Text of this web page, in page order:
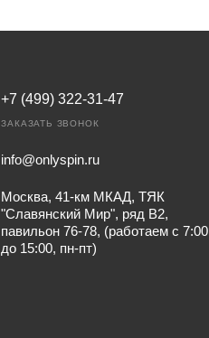
+7 (499) 322-31-47
ЗАКАЗАТЬ ЗВОНОК
info@onlyspin.ru
Москва, 41-км МКАД, ТЯК
"Славянский Мир", ряд В2,
павильон 76-78, (работаем с 7:00
до 15:00, пн-пт)